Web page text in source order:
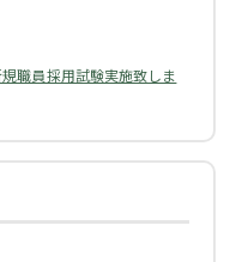
職員採用試験実施致しま